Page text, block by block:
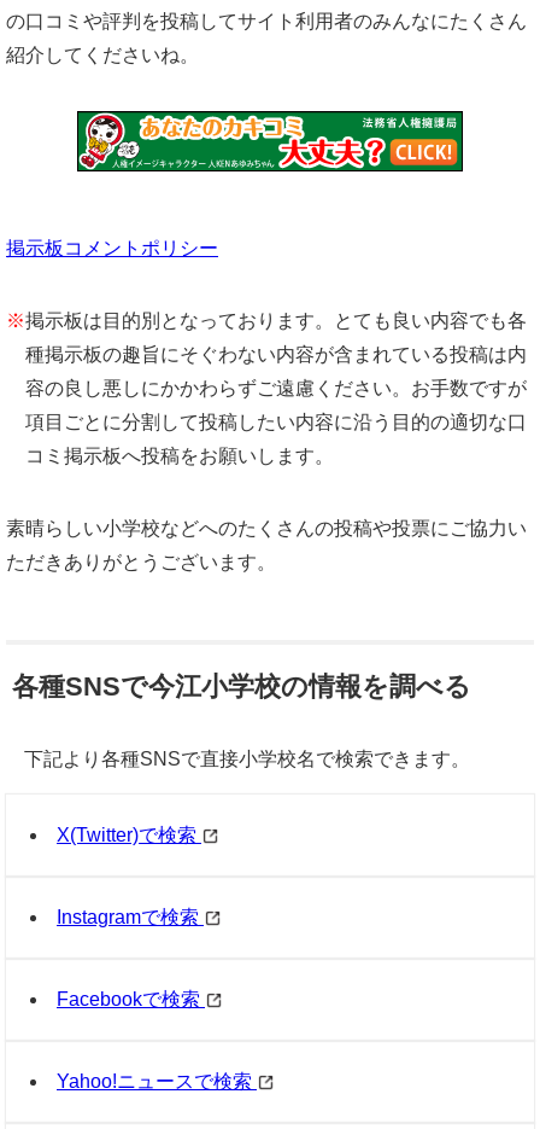
の口コミや評判を投稿してサイト利用者のみんなにたくさん
紹介してくださいね。
掲示板コメントポリシー
※掲示板は目的別となっております。とても良い内容でも各
種掲示板の趣旨にそぐわない内容が含まれている投稿は内
容の良し悪しにかかわらずご遠慮ください。お手数ですが
項目ごとに分割して投稿したい内容に沿う目的の適切な口
コミ掲示板へ投稿をお願いします。
素晴らしい小学校などへのたくさんの投稿や投票にご協力い
ただきありがとうございます。
各種SNSで今江小学校の情報を調べる
下記より各種SNSで直接小学校名で検索できます。
X(Twitter)で検索
Instagramで検索
Facebookで検索
Yahoo!ニュースで検索